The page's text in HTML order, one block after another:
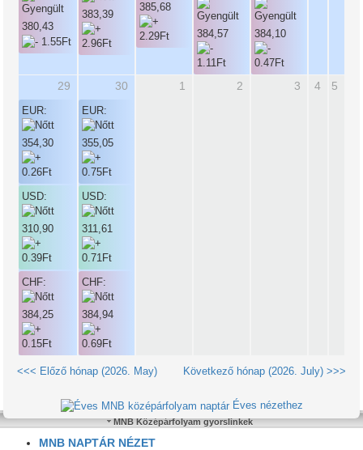
380,43
383,39
385,68
384,57 384,10
29
EUR:
354,30
USD:
310,90
CHF:
384,25
30
EUR:
355,05
USD:
311,61
CHF:
384,94
1 2 3 4 5
<<< Előző hónap (2026. May) Következő hónap (2026. July) >>>
Éves nézethez
MNB Középárfolyam gyorslinkek
MNB NAPTÁR NÉZET